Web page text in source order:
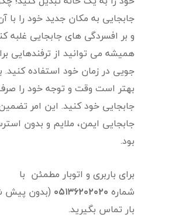
جابجایی به مکان جدید خود را با
و بر افسردگی های جابجایی غلبه
همیشه می توانید از ترفندهایی
جویی در زمان خود استفاده کنید.
بهتر است وقت و توجه خود را
جابجایی خود کنید. این امر
جابجایی ایمن، ملایم و بدون
بود.
برای باربری و اتوبار مطمئن با
شماره ۰۵۱۳۶۲۰۲۰۲۰ (بدون پیش
بار تماس بگیرید.